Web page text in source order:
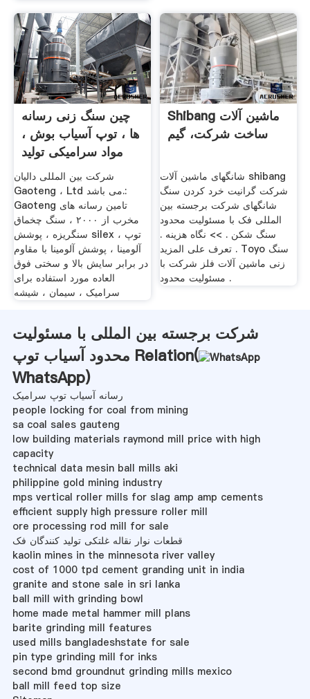
چین سنگ زنی رسانه
ها ، توپ آسیاب بوش ،
مواد سرامیکی تولید
شرکت بین المللی دالیان
Gaoteng ، Ltd می باشد.:
Gaoteng تامین رسانه های
مخرب از ۲۰۰۰ ، سنگ چخماق
سنگریزه ، پوشش silex ، توپ
آلومینا ، پوشش آلومینا با مقاوم
در برابر سایش بالا و سختی فوق
العاده مورد استفاده برای
سرامیک ، سیمان ، شیشه
Shibang ماشین آلات
ساخت شرکت، گیم
شانگهای ماشین آلات shibang
شرکت گرانیت خرد کردن سنگ
شانگهای شرکت برجسته بین
المللی فک با مسئولیت محدود
سنگ شکن . >> نگاه هزینه .
تعرف على المزيد . Toyo سنگ
زنی ماشین آلات فلز شرکت با
مسئولیت محدود .
شرکت برجسته بین المللی با مسئولیت
محدود آسیاب توپ Relation(
WhatsApp)
رسانه آسیاب توپ سرامیک
people locking for coal from mining
sa coal sales gauteng
low building materials raymond mill price with high
capacity
technical data mesin ball mills aki
philippine gold mining industry
mps vertical roller mills for slag amp amp cements
efficient supply high pressure roller mill
ore processing rod mill for sale
قطعات نوار نقاله غلتکی تولید کنندگان فک
kaolin mines in the minnesota river valley
cost of 1000 tpd cement granding unit in india
granite and stone sale in sri lanka
ball mill with grinding bowl
home made metal hammer mill plans
barite grinding mill features
used mills bangladeshstate for sale
pin type grinding mill for inks
second bmd groundnut grinding mills mexico
ball mill feed top size